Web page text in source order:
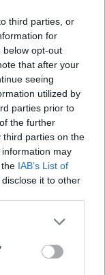
third parties, or
for
below opt-out
that after your
seeing
utilized by
parties prior to
the further
third parties on the
information may
IAB’s List of
it to other